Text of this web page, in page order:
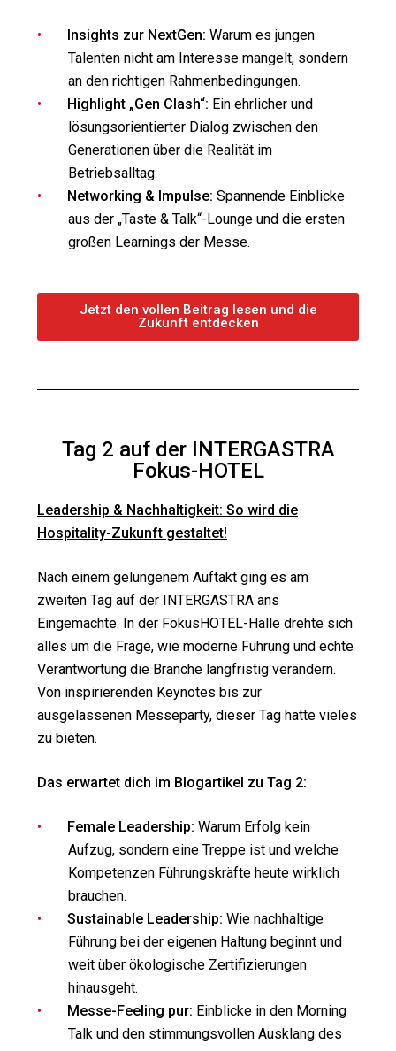
Insights zur NextGen: Warum es jungen
Talenten nicht am Interesse mangelt, sondern
an den richtigen Rahmenbedingungen.
Highlight „Gen Clash“: Ein ehrlicher und
lösungsorientierter Dialog zwischen den
Generationen über die Realität im
Betriebsalltag.
Networking & Impulse: Spannende Einblicke
aus der „Taste & Talk“-Lounge und die ersten
großen Learnings der Messe.
Jetzt den vollen Beitrag lesen und die
Zukunft entdecken
Tag 2 auf der INTERGASTRA
Fokus-HOTEL
Leadership & Nachhaltigkeit: So wird die
Hospitality-Zukunft gestaltet!
Nach einem gelungenem Auftakt ging es am
zweiten Tag auf der INTERGASTRA ans
Eingemachte. In der FokusHOTEL-Halle drehte sich
alles um die Frage, wie moderne Führung und echte
Verantwortung die Branche langfristig verändern.
Von inspirierenden Keynotes bis zur
ausgelassenen Messeparty, dieser Tag hatte vieles
zu bieten.
Das erwartet dich im Blogartikel zu Tag 2:
Female Leadership: Warum Erfolg kein
Aufzug, sondern eine Treppe ist und welche
Kompetenzen Führungskräfte heute wirklich
brauchen.
Sustainable Leadership: Wie nachhaltige
Führung bei der eigenen Haltung beginnt und
weit über ökologische Zertifizierungen
hinausgeht.
Messe-Feeling pur: Einblicke in den Morning
Talk und den stimmungsvollen Ausklang des